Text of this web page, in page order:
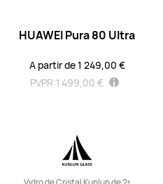
HUAWEI Pura 80 Ultra
A partir de 1 249,00 €
PVPR:1 499,00 €